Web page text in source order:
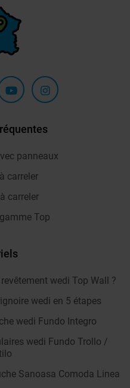
panneaux
carreler
carreler
Top
wedi Top Wall ?
wedi en 5 étapes
wedi Fundo Integro
wedi Fundo Trollo /
Sanoasa Comoda Linea